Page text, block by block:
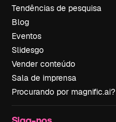
Tendências de pesquisa
Blog
Eventos
Slidesgo
Vender conteúdo
Sala de imprensa
Procurando por magnific.ai?